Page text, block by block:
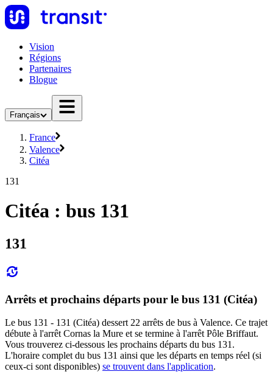
Vision
Régions
Partenaires
Blogue
Français
France
Valence
Citéa
131
Citéa : bus 131
131
Arrêts et prochains départs pour le bus 131 (Citéa)
Le bus 131 - 131 (Citéa) dessert 22 arrêts de bus à Valence. Ce trajet
débute à l'arrêt Cornas la Mure et se termine à l'arrêt Pôle Briffaut.
Vous trouverez ci-dessous les prochains départs du bus 131.
L'horaire complet du bus 131 ainsi que les départs en temps réel (si
ceux-ci sont disponibles) se trouvent dans l'application.